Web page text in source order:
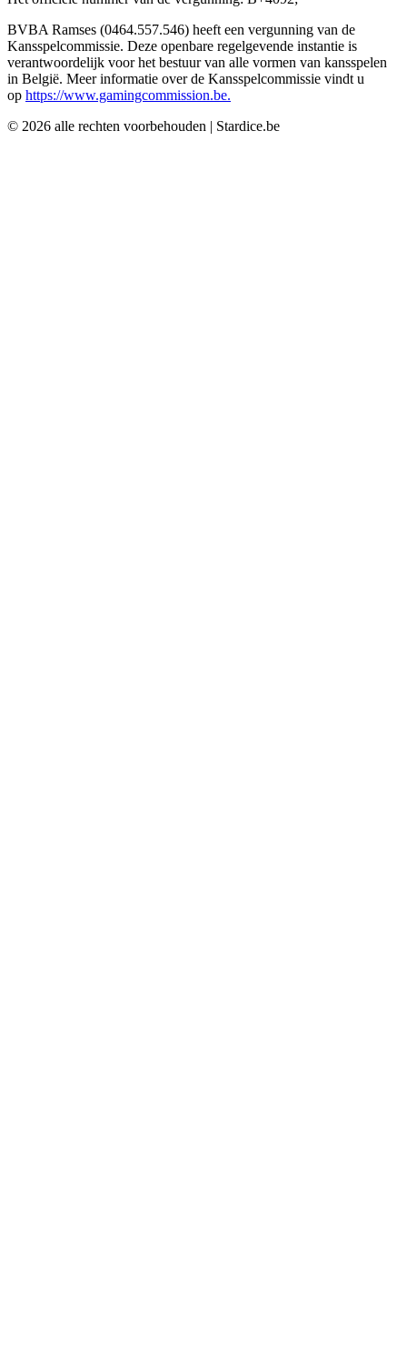
BVBA Ramses (0464.557.546) heeft een vergunning van de
Kansspelcommissie. Deze openbare regelgevende instantie is
verantwoordelijk voor het bestuur van alle vormen van kansspelen
in België. Meer informatie over de Kansspelcommissie vindt u
op https://www.gamingcommission.be.
© 2026 alle rechten voorbehouden | Stardice.be